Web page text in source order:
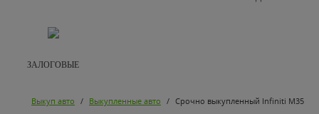
ЗАЛОГОВЫЕ
Выкуп авто / Выкупленные авто / Срочно выкупленный Infiniti M35